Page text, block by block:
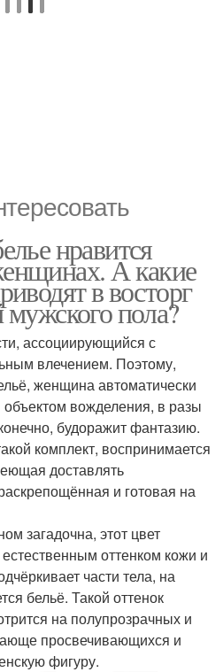
нравится
А какие
в восторг
мужского пола?
ассоциирующийся с
влечением. Поэтому,
женщина автоматически
вожделения, в разы
будоражит фантазию.
комплект, воспринимается
доставлять
и готовая на
загадочна, этот цвет
оттенком кожи и
части тела, на
бельё. Такой оттенок
на полупрозрачных и
просвечивающихся и
фигуру.